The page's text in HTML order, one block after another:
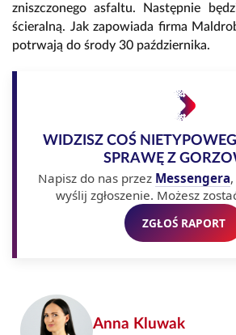
zniszczonego asfaltu. Następnie
ścieralną. Jak zapowiada firma
potrwają do środy 30 października.
WIDZISZ COŚ
SPRAWĘ Z
Napisz do nas przez Messengera,
wyślij zgłoszenie. Możesz
ZGŁOŚ RAPORT
Anna Kluwak